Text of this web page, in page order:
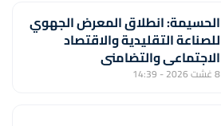
الحسيمة: انطلاق المعرض الجهوي
للصناعة التقليدية والاقتصاد
الاجتماعي والتضامني
8 غشت 2026 - 14:39